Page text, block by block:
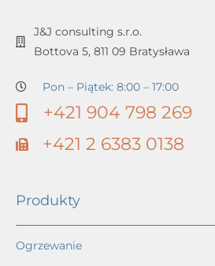
J&J consulting s.r.o.
Bottova 5, 811 09 Bratysława
Pon – Piątek: 8:00 – 17:00
+421 904 798 269
+421 2 6383 0138
Produkty
Ogrzewanie